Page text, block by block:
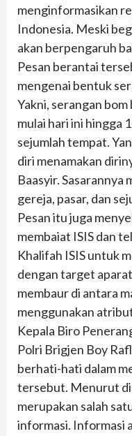
menginformasikan
Indonesia. Meski
akan berpengaruh
Pesan berantai
mengenai bentuk
Yakni, serangan
mulai hari ini hingga
sejumlah tempat.
diri menamakan
Baasyir. Sasarannya
gereja, pasar, dan
Pesan itu juga
membaiat ISIS dan
Khalifah ISIS untuk
dengan target
membaur di antara
menggunakan
Kepala Biro
Polri Brigjen Boy
berhati-hati dalam
tersebut. Menurut
merupakan salah
informasi. Informasi